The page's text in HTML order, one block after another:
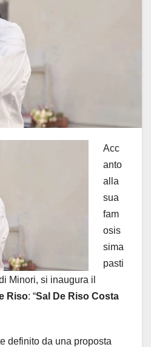
Acc
anto
alla
sua
fam
osis
sima
pasti
Minori, si inaugura il
Riso: “Sal De Riso Costa
definito da una proposta